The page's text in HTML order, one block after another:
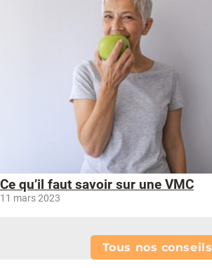
Ce qu’il faut savoir sur une VMC
11 mars 2023
Tous nos conseils